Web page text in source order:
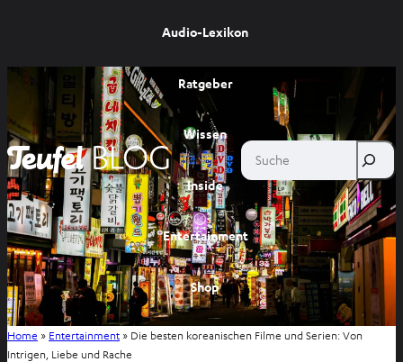
Audio-Lexikon
Ratgeber
Wissen
Inside
Entertainment
Shop
Suche
Home » Entertainment » Die besten koreanischen Filme und Serien: Von
Intrigen, Liebe und Rache